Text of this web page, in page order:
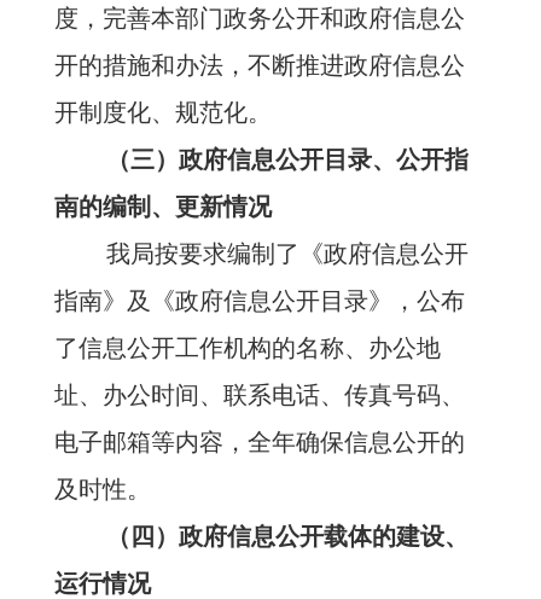
度，完善本部门政务公开和政府信息公
开的措施和办法，不断推进政府信息公
开制度化、规范化。
（三）政府信息公开目录、公开指
南的编制、更新情况
我局按要求编制了《政府信息公开
指南》及《政府信息公开目录》，公布
了信息公开工作机构的名称、办公地
址、办公时间、联系电话、传真号码、
电子邮箱等内容，全年确保信息公开的
及时性。
（四）政府信息公开载体的建设、
运行情况